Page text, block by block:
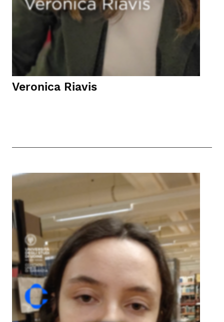
Veronica Riavis